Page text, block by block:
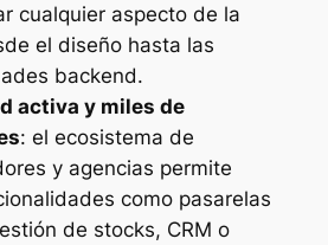
cualquier aspecto de la
el diseño hasta las
backend.
activa y miles de
: el ecosistema de
y agencias permite
como pasarelas
de stocks, CRM o